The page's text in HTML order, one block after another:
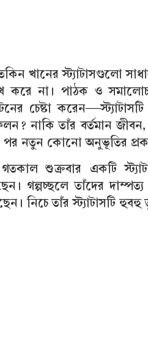
খানের স্ট্যাটাসগুলো
করে না। পাঠক ও
চেষ্টা
নাকি তাঁর বর্তমান
পর নতুন কোনো অনুভূতির
শুক্রবার একটি
গল্পচ্ছলে তাঁদের
নিচে তাঁর স্ট্যাটাসটি